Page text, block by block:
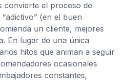
convierte el proceso de
(en el buen
un cliente, mejores
En lugar de una única
hitos que animan a seguir
ocasionales
constantes,